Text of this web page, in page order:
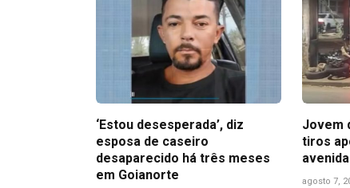
‘Estou desesperada’, diz
esposa de caseiro
desaparecido há três meses
em Goianorte
Jovem
tiros
agosto 7,